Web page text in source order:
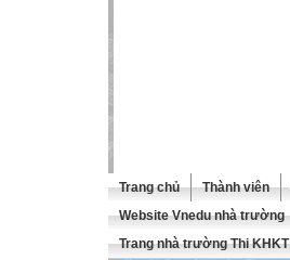
Trang chủ Thành viên
Website Vnedu nhà trường
Trang nhà trường Thi KHKT